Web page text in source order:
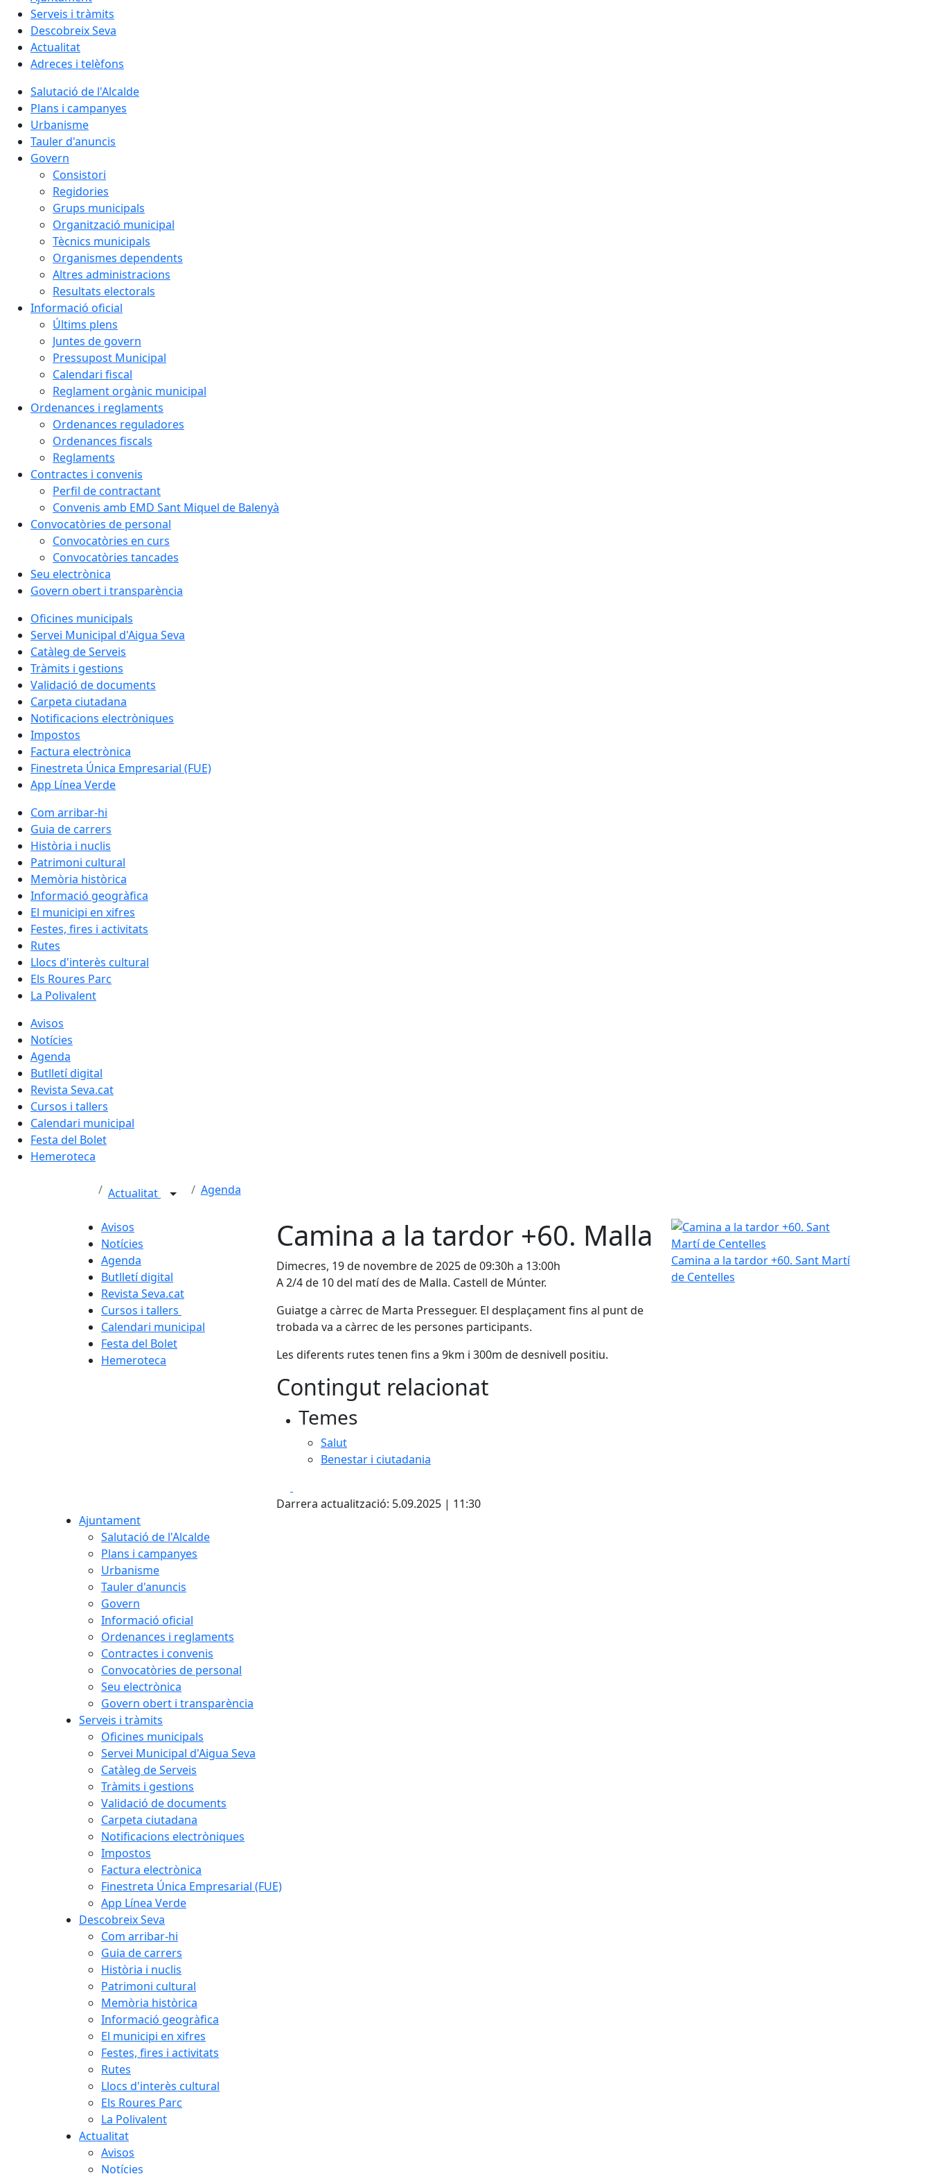
Serveis i tràmits
Descobreix Seva
Actualitat
Adreces i telèfons
Salutació de l'Alcalde
Plans i campanyes
Urbanisme
Tauler d'anuncis
Govern
Consistori
Regidories
Grups municipals
Organització municipal
Tècnics municipals
Organismes dependents
Altres administracions
Resultats electorals
Informació oficial
Últims plens
Juntes de govern
Pressupost Municipal
Calendari fiscal
Reglament orgànic municipal
Ordenances i reglaments
Ordenances reguladores
Ordenances fiscals
Reglaments
Contractes i convenis
Perfil de contractant
Convenis amb EMD Sant Miquel de Balenyà
Convocatòries de personal
Convocatòries en curs
Convocatòries tancades
Seu electrònica
Govern obert i transparència
Oficines municipals
Servei Municipal d'Aigua Seva
Catàleg de Serveis
Tràmits i gestions
Validació de documents
Carpeta ciutadana
Notificacions electròniques
Impostos
Factura electrònica
Finestreta Única Empresarial (FUE)
App Línea Verde
Com arribar-hi
Guia de carrers
Història i nuclis
Patrimoni cultural
Memòria històrica
Informació geogràfica
El municipi en xifres
Festes, fires i activitats
Rutes
Llocs d'interès cultural
Els Roures Parc
La Polivalent
Avisos
Notícies
Agenda
Butlletí digital
Revista Seva.cat
Cursos i tallers
Calendari municipal
Festa del Bolet
Hemeroteca
Actualitat Agenda
Avisos
Notícies
Agenda
Butlletí digital
Revista Seva.cat
Cursos i tallers
Calendari municipal
Festa del Bolet
Hemeroteca
Camina a la tardor +60. Malla
Dimecres, 19 de novembre de 2025 de 09:30h a 13:00h
A 2/4 de 10 del matí des de Malla. Castell de Múnter.
Guiatge a càrrec de Marta Presseguer. El desplaçament fins al punt de
trobada va a càrrec de les persones participants.
Les diferents rutes tenen fins a 9km i 300m de desnivell positiu.
Contingut relacionat
Temes
Salut
Benestar i ciutadania
Darrera actualització: 5.09.2025 | 11:30
Camina a la tardor +60. Sant Martí de Centelles
Camina a la tardor +60. Sant Martí
de Centelles
Ajuntament
Salutació de l'Alcalde
Plans i campanyes
Urbanisme
Tauler d'anuncis
Govern
Informació oficial
Ordenances i reglaments
Contractes i convenis
Convocatòries de personal
Seu electrònica
Govern obert i transparència
Serveis i tràmits
Oficines municipals
Servei Municipal d'Aigua Seva
Catàleg de Serveis
Tràmits i gestions
Validació de documents
Carpeta ciutadana
Notificacions electròniques
Impostos
Factura electrònica
Finestreta Única Empresarial (FUE)
App Línea Verde
Descobreix Seva
Com arribar-hi
Guia de carrers
Història i nuclis
Patrimoni cultural
Memòria històrica
Informació geogràfica
El municipi en xifres
Festes, fires i activitats
Rutes
Llocs d'interès cultural
Els Roures Parc
La Polivalent
Actualitat
Avisos
Notícies